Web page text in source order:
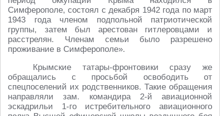
Симферополе, состоял с декабря 1942 года по март
1943 года членом подпольной патриотической
группы, затем был арестован гитлеровцами и
расстрелян. Членам семьи было разрешено
проживание в Симферополе».
Крымские татары-фронтовики сразу же
обращались с просьбой освободить от
спецпоселений их родственников. Такие обращения
направляли зам. командира 2-й авиационной
эскадрильи 1-го истребительного авиационного